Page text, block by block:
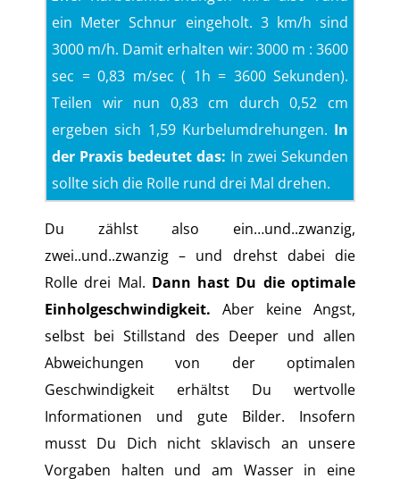
ein Meter Schnur eingeholt. 3 km/h sind
3000 m/h. Damit erhalten wir: 3000 m : 3600
sec = 0,83 m/sec ( 1h = 3600 Sekunden).
Teilen wir nun 0,83 cm durch 0,52 cm
ergeben sich 1,59 Kurbelumdrehungen. In
der Praxis bedeutet das: In zwei Sekunden
sollte sich die Rolle rund drei Mal drehen.
Du zählst also ein…und..zwanzig,
zwei..und..zwanzig – und drehst dabei die
Rolle drei Mal. Dann hast Du die optimale
Einholgeschwindigkeit. Aber keine Angst,
selbst bei Stillstand des Deeper und allen
Abweichungen von der optimalen
Geschwindigkeit erhältst Du wertvolle
Informationen und gute Bilder. Insofern
musst Du Dich nicht sklavisch an unsere
Vorgaben halten und am Wasser in eine